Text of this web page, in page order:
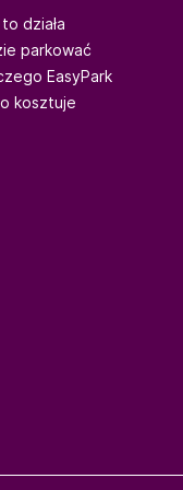
działa
parkować
EasyPark
kosztuje